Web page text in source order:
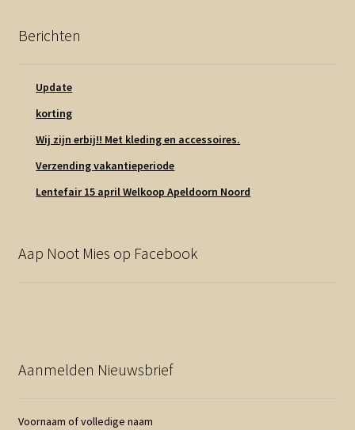
Berichten
Update
korting
Wij zijn erbij!! Met kleding en accessoires.
Verzending vakantieperiode
Lentefair 15 april Welkoop Apeldoorn Noord
Aap Noot Mies op Facebook
Aanmelden Nieuwsbrief
Voornaam of volledige naam